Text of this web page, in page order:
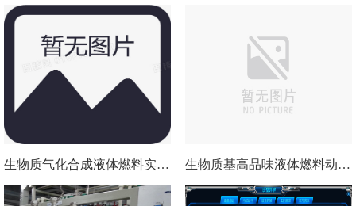
生物质气化合成液体燃料实验装置 生物质基高品味液体燃料动力测评系统